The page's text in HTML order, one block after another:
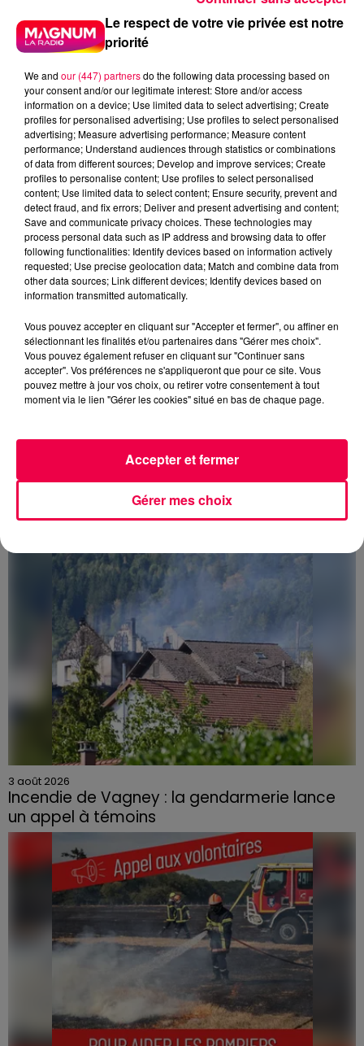
5 août 2026
Des assiettes Linvosges rappelées pour
excès de plomb
Du plomb a été détecté dans deux assiettes en
céramique vendues entre 2020 et 2022 par Linvosges.
PRÉVIFEUX : "il faut avoir une culture du risque"
dans les Vosges
3 août 2026
Incendie de Vagney : la gendarmerie lance
un appel à témoins
Le feu, parti d'une haie avant de se propager au
quartier résidentiel, avait détruit deux habitations et
contraint à l'évacuation d'une centaine de personnes.
Le respect de votre vie privée est notre
priorité
We and our (447) partnersdo the following data processing based on
your consent and/or our legitimate interest: Store and/or access
information on a device; Use limited data to select advertising; Create
profiles for personalised advertising; Use profiles to select personalised
advertising; Measure advertising performance; Measure content
performance; Understand audiences through statistics or combinations
of data from different sources; Develop and improve services; Create
profiles to personalise content; Use profiles to select personalised
content; Use limited data to select content; Ensure security, prevent and
detect fraud, and fix errors; Deliver and present advertising and content;
Save and communicate privacy choices. These technologies may
process personal data such as IP address and browsing data to offer
following functionalities: Identify devices based on information actively
requested; Use precise geolocation data; Match and combine data from
other data sources; Link different devices; Identify devices based on
information transmitted automatically.
Vous pouvez accepter en cliquant sur "Accepter et fermer", ou affiner en
sélectionnant les finalités et/ou partenaires dans "Gérer mes choix".
Vous pouvez également refuser en cliquant sur "Continuer sans
accepter". Vos préférences ne s'appliqueront que pour ce site. Vous
pouvez mettre à jour vos choix, ou retirer votre consentement à tout
moment via le lien "Gérer les cookies" situé en bas de chaque page.
Gérer mes choix
Accepter et fermer